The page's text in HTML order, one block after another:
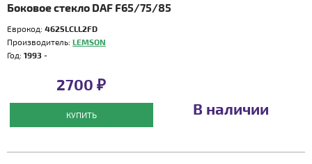
Боковое стекло DAF F65/75/85
Еврокод: 4625LCLL2FD
Производитель: LEMSON
Год: 1993 -
2700 ₽
КУПИТЬ В наличии